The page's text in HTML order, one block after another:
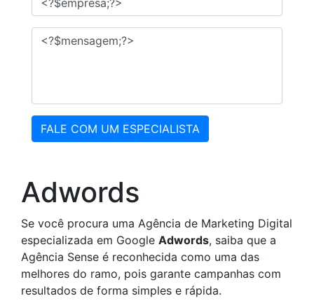
FALE COM UM ESPECIALISTA
Adwords
Se você procura uma Agência de Marketing Digital
especializada em Google Adwords, saiba que a
Agência Sense é reconhecida como uma das
melhores do ramo, pois garante campanhas com
resultados de forma simples e rápida.